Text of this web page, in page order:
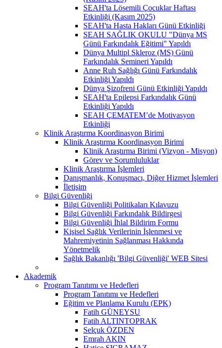
SEAH'ta Lösemili Çocuklar Haftası
Etkinliği (Kasım 2025)
SEAH'ta Hasta Hakları Günü Etkinliği
SEAH SAĞLIK OKULU "Dünya MS
Günü Farkındalık Eğitimi" Yapıldı
Dünya Multipl Skleroz (MS) Günü
Farkındalık Semineri Yapıldı
Anne Ruh Sağlığı Günü Farkındalık
Etkinliği Yapıldı
Dünya Şizofreni Günü Etkinliği Yapıldı
SEAH'ta Epilepsi Farkındalık Günü
Etkinliği Yapıldı
SEAH ÇEMATEM’de Motivasyon
Etkinliği
Klinik Araştırma Koordinasyon Birimi
Klinik Araştırma Koordinasyon Birimi
Klinik Araştırma Birimi (Vizyon - Misyon)
Görev ve Sorumluluklar
Klinik Araştırma İşlemleri
Danışmanlık, Konuşmacı, Diğer Hizmet İşlemleri
İletişim
Bilgi Güvenliği
Bilgi Güvenliği Politikaları Kılavuzu
Bilgi Güvenliği Farkındalık Bildirgesi
Bilgi Güvenliği İhlal Bildirim Formu
Kişisel Sağlık Verilerinin İşlenmesi ve
Mahremiyetinin Sağlanması Hakkında
Yönetmelik
Sağlık Bakanlığı 'Bilgi Güvenliği' WEB Sitesi
Akademik
Program Tanıtımı ve Hedefleri
Program Tanıtımı ve Hedefleri
Eğitim ve Planlama Kurulu (EPK)
Fatih GÜNEYSU
Fatih ALTINTOPRAK
Selçuk ÖZDEN
Emrah AKIN